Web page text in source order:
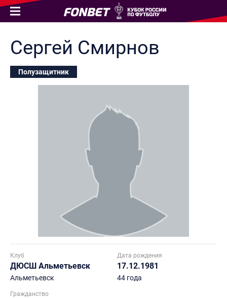
Сергей Смирнов
Полузащитник
Клуб
ДЮСШ Альметьевск
Альметьевск
Дата рождения
17.12.1981
44 года
Гражданство